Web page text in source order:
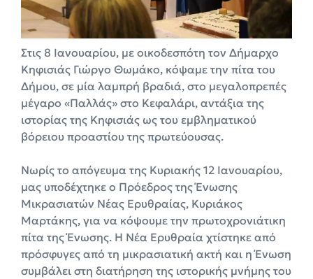
Στις 8 Ιανουαρίου, με οικοδεσπότη τον Δήμαρχο
Κηφισιάς Γιώργο Θωμάκο, κόψαμε την πίτα του
Δήμου, σε μία λαμπρή βραδιά, στο μεγαλοπρεπές
μέγαρο «Παλλάς» στο Κεφαλάρι, αντάξια της
ιστορίας της Κηφισιάς ως του εμβληματικού
βόρειου προαστίου της πρωτεύουσας.
Νωρίς το απόγευμα της Κυριακής 12 Ιανουαρίου,
μας υποδέχτηκε ο Πρόεδρος της Ένωσης
Μικρασιατών Νέας Ερυθραίας, Κυριάκος
Μαρτάκης, για να κόψουμε την πρωτοχρονιάτικη
πίτα της Ένωσης. Η Νέα Ερυθραία χτίστηκε από
πρόσφυγες από τη μικρασιατική ακτή και η Ένωση
συμβάλει στη διατήρηση της ιστορικής μνήμης του